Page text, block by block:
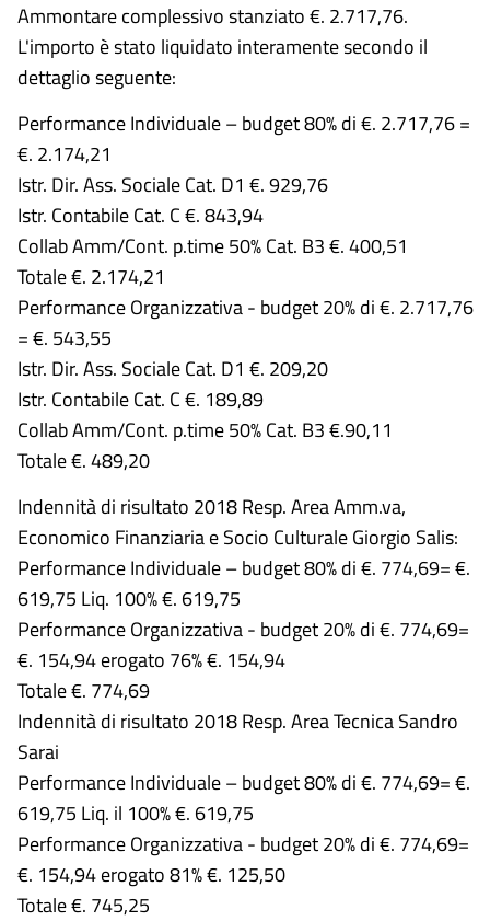
Ammontare complessivo stanziato €. 2.717,76.
L'importo è stato liquidato interamente secondo il
dettaglio seguente:
Performance Individuale – budget 80% di €. 2.717,76 =
€. 2.174,21
Istr. Dir. Ass. Sociale Cat. D1 €. 929,76
Istr. Contabile Cat. C €. 843,94
Collab Amm/Cont. p.time 50% Cat. B3 €. 400,51
Totale €. 2.174,21
Performance Organizzativa - budget 20% di €. 2.717,76
= €. 543,55
Istr. Dir. Ass. Sociale Cat. D1 €. 209,20
Istr. Contabile Cat. C €. 189,89
Collab Amm/Cont. p.time 50% Cat. B3 €.90,11
Totale €. 489,20
Indennità di risultato 2018 Resp. Area Amm.va,
Economico Finanziaria e Socio Culturale Giorgio Salis:
Performance Individuale – budget 80% di €. 774,69= €.
619,75 Liq. 100% €. 619,75
Performance Organizzativa - budget 20% di €. 774,69=
€. 154,94 erogato 76% €. 154,94
Totale €. 774,69
Indennità di risultato 2018 Resp. Area Tecnica Sandro
Sarai
Performance Individuale – budget 80% di €. 774,69= €.
619,75 Liq. il 100% €. 619,75
Performance Organizzativa - budget 20% di €. 774,69=
€. 154,94 erogato 81% €. 125,50
Totale €. 745,25